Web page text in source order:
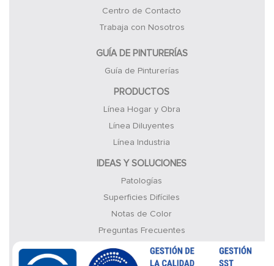
Centro de Contacto
Trabaja con Nosotros
GUÍA DE PINTURERÍAS
Guía de Pinturerías
PRODUCTOS
Línea Hogar y Obra
Línea Diluyentes
Línea Industria
IDEAS Y SOLUCIONES
Patologías
Superficies Difíciles
Notas de Color
Preguntas Frecuentes